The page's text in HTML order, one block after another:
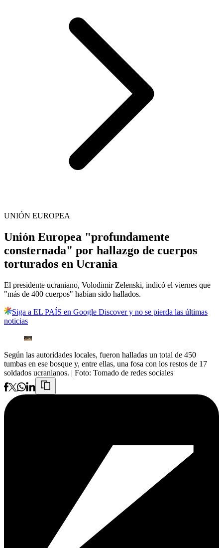
UNIÓN EUROPEA
Unión Europea "profundamente
consternada" por hallazgo de cuerpos
torturados en Ucrania
El presidente ucraniano, Volodimir Zelenski, indicó el viernes que
"más de 400 cuerpos" habían sido hallados.
Siga a EL PAÍS en Google Discover y no se pierda las últimas
noticias
Según las autoridades locales, fueron halladas un total de 450
tumbas en ese bosque y, entre ellas, una fosa con los restos de 17
soldados ucranianos. | Foto: Tomado de redes sociales